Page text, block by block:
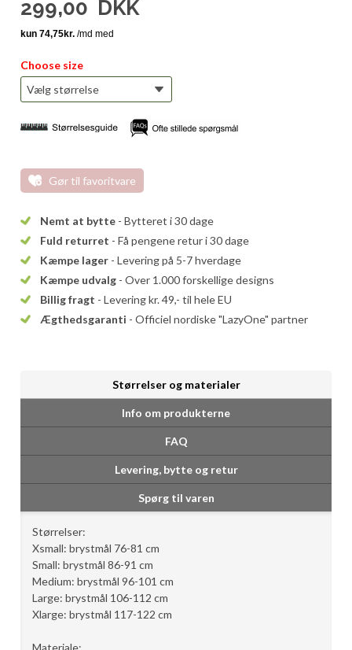
299,00 DKK
Choose size
Gør til favoritvare
Nemt at bytte - Bytteret i 30 dage
Fuld returret - Få pengene retur i 30 dage
Kæmpe lager - Levering på 5-7 hverdage
Kæmpe udvalg - Over 1.000 forskellige designs
Billig fragt - Levering kr. 49,- til hele EU
Ægthedsgaranti - Officiel nordiske "LazyOne" partner
Størrelser og materialer
Info om produkterne
FAQ
Levering, bytte og retur
Spørg til varen
Størrelser:
Xsmall: brystmål 76-81 cm
Small: brystmål 86-91 cm
Medium: brystmål 96-101 cm
Large: brystmål 106-112 cm
Xlarge: brystmål 117-122 cm
Materiale: